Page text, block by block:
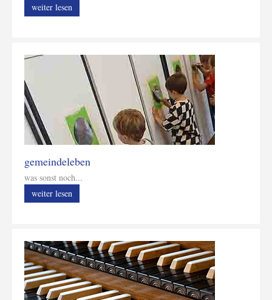
weiter lesen
gemeindeleben
was sonst noch...
weiter lesen